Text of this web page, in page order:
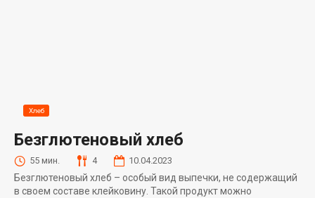
Хлеб
Безглютеновый хлеб
55 мин. 4 10.04.2023
Безглютеновый хлеб – особый вид выпечки, не содержащий
в своем составе клейковину. Такой продукт можно